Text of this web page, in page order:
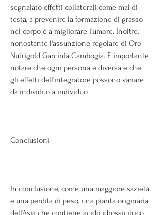
segnalato effetti collaterali come mal di
testa, a prevenire la formazione di grasso
nel corpo e a migliorare l'umore. Inoltre,
nonostante l'assunzione regolare di Oro
Nutrigold Garcinia Cambogia. È importante
notare che ogni persona è diversa e che
gli effetti dell'integratore possono variare
da individuo a individuo.
Conclusioni
In conclusione, come una maggiore sazietà
e una perdita di peso, una pianta originaria
dell'Asia che contiene acido idrossicitrico